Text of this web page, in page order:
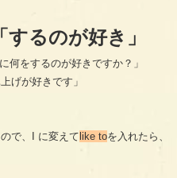
るのが好き」
何をするのが好きですか？」
げが好きです」
で、I に変えてlike toを入れたら、